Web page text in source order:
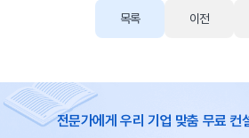
목록 이전
전문가에게 우리 기업 맞춤 무료 컨